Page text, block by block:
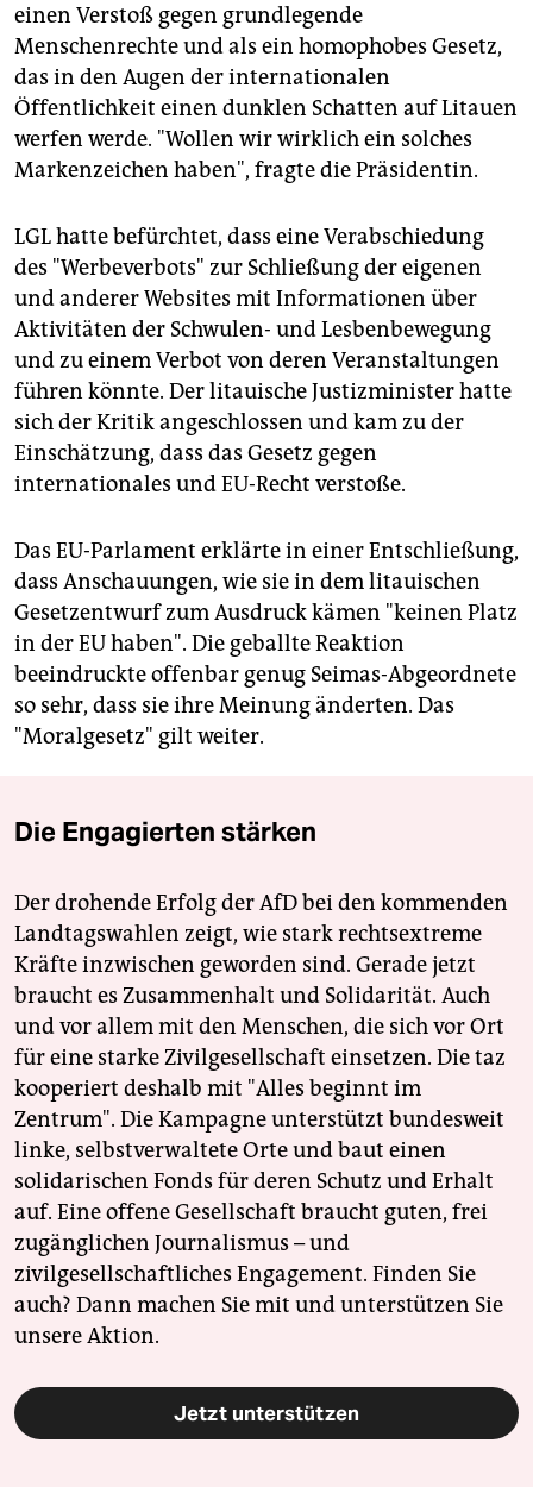
einen Verstoß gegen grundlegende
Menschenrechte und als ein homophobes Gesetz,
das in den Augen der internationalen
Öffentlichkeit einen dunklen Schatten auf Litauen
werfen werde. "Wollen wir wirklich ein solches
Markenzeichen haben", fragte die Präsidentin.
LGL hatte befürchtet, dass eine Verabschiedung
des "Werbeverbots" zur Schließung der eigenen
und anderer Websites mit Informationen über
Aktivitäten der Schwulen- und Lesbenbewegung
und zu einem Verbot von deren Veranstaltungen
führen könnte. Der litauische Justizminister hatte
sich der Kritik angeschlossen und kam zu der
Einschätzung, dass das Gesetz gegen
internationales und EU-Recht verstoße.
Das EU-Parlament erklärte in einer Entschließung,
dass Anschauungen, wie sie in dem litauischen
Gesetzentwurf zum Ausdruck kämen "keinen Platz
in der EU haben". Die geballte Reaktion
beeindruckte offenbar genug Seimas-Abgeordnete
so sehr, dass sie ihre Meinung änderten. Das
"Moralgesetz" gilt weiter.
Die Engagierten stärken
Der drohende Erfolg der AfD bei den kommenden
Landtagswahlen zeigt, wie stark rechtsextreme
Kräfte inzwischen geworden sind. Gerade jetzt
braucht es Zusammenhalt und Solidarität. Auch
und vor allem mit den Menschen, die sich vor Ort
für eine starke Zivilgesellschaft einsetzen. Die taz
kooperiert deshalb mit "Alles beginnt im
Zentrum". Die Kampagne unterstützt bundesweit
linke, selbstverwaltete Orte und baut einen
solidarischen Fonds für deren Schutz und Erhalt
auf. Eine offene Gesellschaft braucht guten, frei
zugänglichen Journalismus – und
zivilgesellschaftliches Engagement. Finden Sie
auch? Dann machen Sie mit und unterstützen Sie
unsere Aktion.
Jetzt unterstützen